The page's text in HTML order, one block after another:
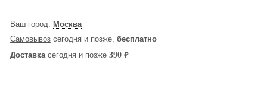
Ваш город: Москва
Самовывозсегодня и позже, бесплатно
Доставкасегодня и позже 390 ₽